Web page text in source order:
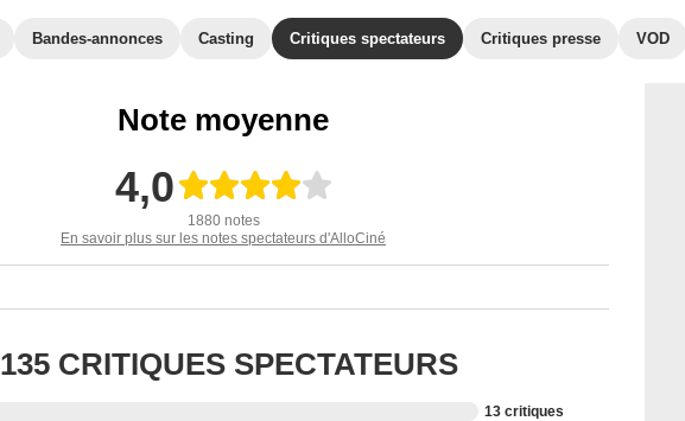
Bandes-annonces Casting Critiques spectateurs Critiques presse VOD
Note moyenne
4,0
1880 notes
En savoir plus sur les notes spectateurs d'AlloCiné
135 CRITIQUES SPECTATEURS
13 critiques